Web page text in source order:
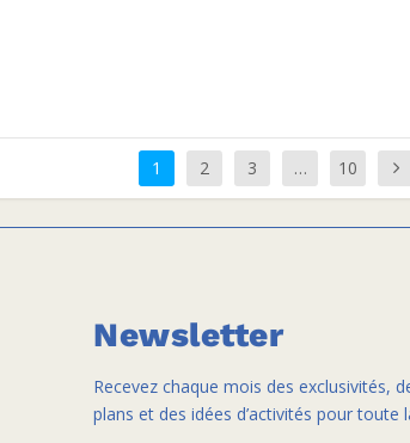
1 2 3 … 10
Newsletter
Recevez chaque mois des exclusivités,
plans et des idées d’activités pour toute